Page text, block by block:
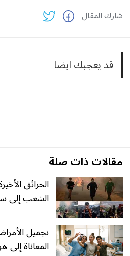
شارك المقال
قد يعجبك ايضا
مقالات ذات صلة
الحرائق
الشعب إلى
تجميل
المعاناة إلى